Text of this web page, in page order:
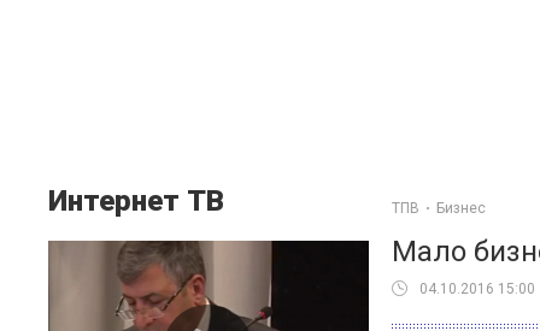
Интернет ТВ ТПВ Бизнес
Мало
04.10.2016 15:00